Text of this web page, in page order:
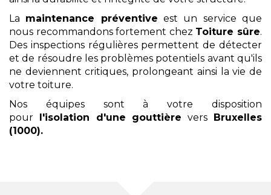
La maintenance préventive est un service que
nous recommandons fortement chez Toiture sûre.
Des inspections régulières permettent de détecter
et de résoudre les problèmes potentiels avant qu'ils
ne deviennent critiques, prolongeant ainsi la vie de
votre toiture.
Nos équipes sont à votre disposition
pour l'isolation d'une gouttière vers Bruxelles
(1000).